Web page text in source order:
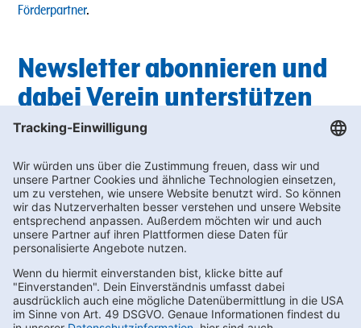
Förderpartner.
Newsletter abonnieren und
dabei Verein unterstützen
Vereinsfeier? In unserem Newsletter findest du regelmäßig die
neuestenAngebote, bei denen du wertvolle Bonus-punkte für die
Vereinswelt sammeln kannst.
Unterstütze deinen Sportverein und melde dich hier zum
Newsletter an!